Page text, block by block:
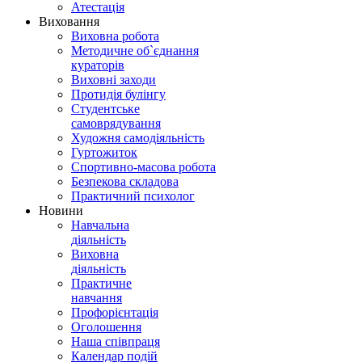
Атестація
Виховання
Виховна робота
Методичне об`єднання
кураторів
Виховні заходи
Протидія булінгу
Студентське
самоврядування
Художня самодіяльність
Гуртожиток
Спортивно-масова робота
Безпекова складова
Практичний психолог
Новини
Навчальна
діяльність
Виховна
діяльність
Практичне
навчання
Профорієнтація
Оголошення
Наша співпраця
Календар подій